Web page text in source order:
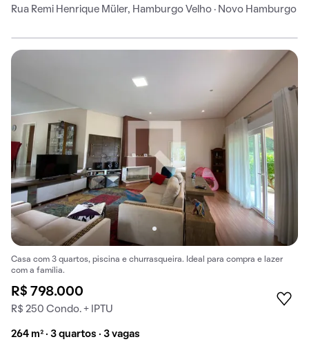
Rua Remi Henrique Müler, Hamburgo Velho · Novo Hamburgo
Casa com 3 quartos, piscina e churrasqueira. Ideal para compra e lazer
com a família.
R$ 798.000
R$ 250 Condo. + IPTU
264 m² · 3 quartos · 3 vagas